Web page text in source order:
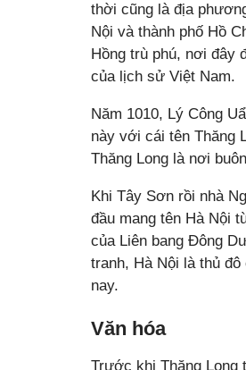
thời cũng là địa
Nội và thành phố Hồ
Hồng trù phú, nơi đây
của lịch sử Việt Nam.
Năm 1010, Lý Công
này với cái tên Thăng
Thăng Long là nơi
Khi Tây Sơn rồi nhà
đầu mang tên Hà Nội
của Liên bang Đông
tranh, Hà Nội là thủ
nay.
Văn hóa
Trước khi Thăng Long